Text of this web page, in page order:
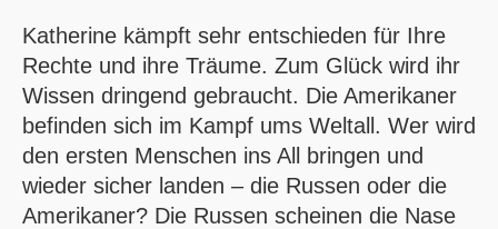
Katherine kämpft sehr entschieden für Ihre
Rechte und ihre Träume. Zum Glück wird ihr
Wissen dringend gebraucht. Die Amerikaner
befinden sich im Kampf ums Weltall. Wer wird
den ersten Menschen ins All bringen und
wieder sicher landen – die Russen oder die
Amerikaner? Die Russen scheinen die Nase